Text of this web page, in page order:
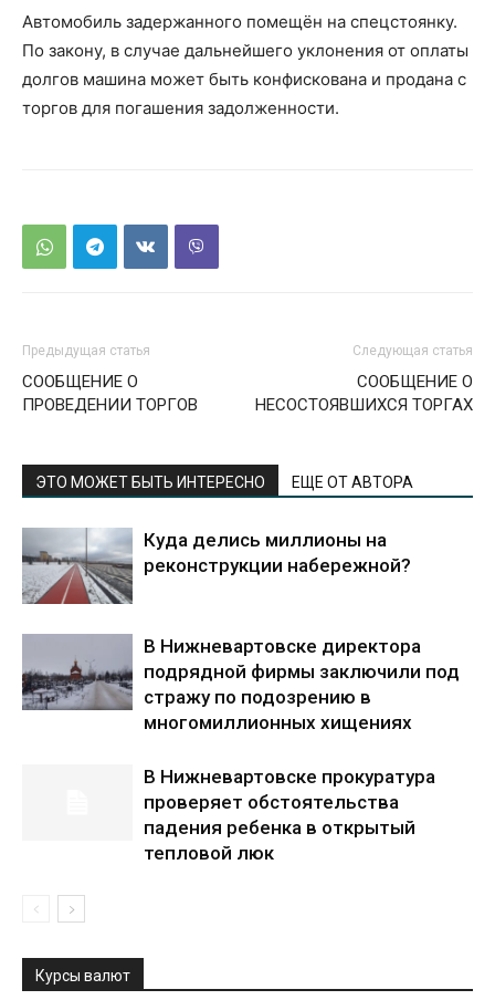
Автомобиль задержанного помещён на спецстоянку.
По закону, в случае дальнейшего уклонения от оплаты
долгов машина может быть конфискована и продана с
торгов для погашения задолженности.
Предыдущая статья
СООБЩЕНИЕ О
ПРОВЕДЕНИИ ТОРГОВ
Следующая статья
СООБЩЕНИЕ О
НЕСОСТОЯВШИХСЯ ТОРГАХ
ЭТО МОЖЕТ БЫТЬ ИНТЕРЕСНО ЕЩЕ ОТ АВТОРА
Куда делись миллионы на
реконструкции набережной?
В Нижневартовске директора
подрядной фирмы заключили под
стражу по подозрению в
многомиллионных хищениях
В Нижневартовске прокуратура
проверяет обстоятельства
падения ребенка в открытый
тепловой люк
Курсы валют